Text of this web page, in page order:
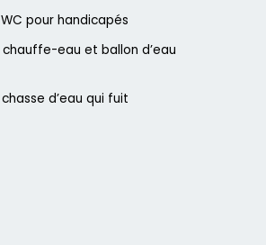
pour handicapés
eau et ballon d’eau
d’eau qui fuit